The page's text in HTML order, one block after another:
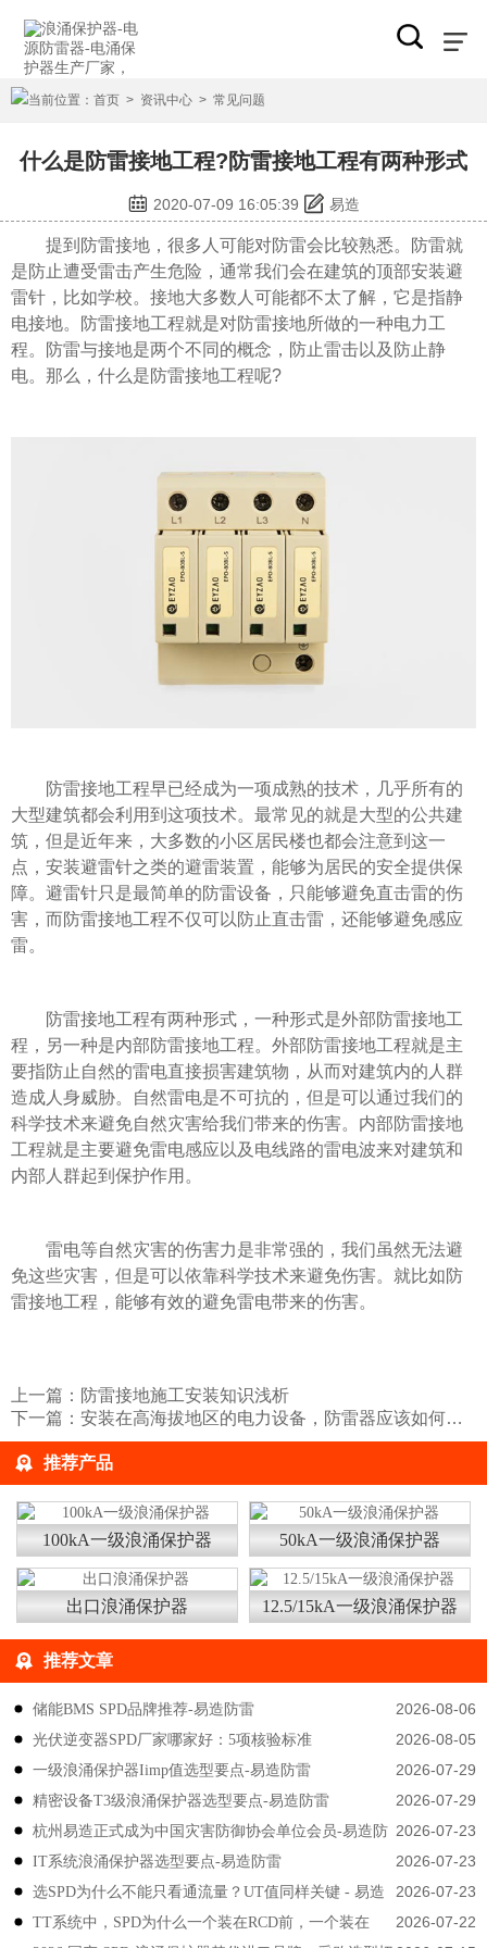
当前位置： 首页 > 资讯中心 > 常见问题
什么是防雷接地工程?防雷接地工程有两种形式
2020-07-09 16:05:39 易造
提到防雷接地，很多人可能对防雷会比较熟悉。防雷就
是防止遭受雷击产生危险，通常我们会在建筑的顶部安装避
雷针，比如学校。接地大多数人可能都不太了解，它是指静
电接地。防雷接地工程就是对防雷接地所做的一种电力工
程。防雷与接地是两个不同的概念，防止雷击以及防止静
电。那么，什么是防雷接地工程呢?
防雷接地工程早已经成为一项成熟的技术，几乎所有的
大型建筑都会利用到这项技术。最常见的就是大型的公共建
筑，但是近年来，大多数的小区居民楼也都会注意到这一
点，安装避雷针之类的避雷装置，能够为居民的安全提供保
障。避雷针只是最简单的防雷设备，只能够避免直击雷的伤
害，而防雷接地工程不仅可以防止直击雷，还能够避免感应
雷。
防雷接地工程有两种形式，一种形式是外部防雷接地工
程，另一种是内部防雷接地工程。外部防雷接地工程就是主
要指防止自然的雷电直接损害建筑物，从而对建筑内的人群
造成人身威胁。自然雷电是不可抗的，但是可以通过我们的
科学技术来避免自然灾害给我们带来的伤害。内部防雷接地
工程就是主要避免雷电感应以及电线路的雷电波来对建筑和
内部人群起到保护作用。
雷电等自然灾害的伤害力是非常强的，我们虽然无法避
免这些灾害，但是可以依靠科学技术来避免伤害。就比如防
雷接地工程，能够有效的避免雷电带来的伤害。
上一篇： 防雷接地施工安装知识浅析
下一篇： 安装在高海拔地区的电力设备，防雷器应该如何选择？易造防雷
推荐产品
100kA一级浪涌保护器 50kA一级浪涌保护器
出口浪涌保护器 12.5/15kA一级浪涌保护器
推荐文章
2026-08-06
储能BMS SPD品牌推荐-易造防雷
2026-08-05
光伏逆变器SPD厂家哪家好：5项核验标准
2026-07-29
一级浪涌保护器Iimp值选型要点-易造防雷
2026-07-29
精密设备T3级浪涌保护器选型要点-易造防雷
2026-07-23
杭州易造正式成为中国灾害防御协会单位会员-易造防
雷
2026-07-23
IT系统浪涌保护器选型要点-易造防雷
2026-07-23
选SPD为什么不能只看通流量？UT值同样关键 - 易造
防雷
2026-07-22
TT系统中，SPD为什么一个装在RCD前，一个装在